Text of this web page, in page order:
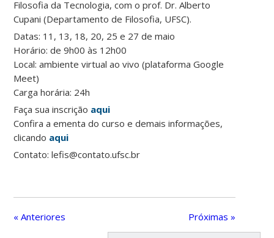
Filosofia da Tecnologia, com o prof. Dr. Alberto
Cupani (Departamento de Filosofia, UFSC).
Datas: 11, 13, 18, 20, 25 e 27 de maio
Horário: de 9h00 às 12h00
Local: ambiente virtual ao vivo (plataforma Google
Meet)
Carga horária: 24h
Faça sua inscrição aqui
Confira a ementa do curso e demais informações,
clicando aqui
Contato: lefis@contato.ufsc.br
« Anteriores Próximas »